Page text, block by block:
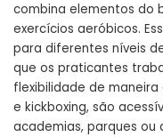
combina elementos do
exercícios aeróbicos.
para diferentes níveis
que os praticantes
flexibilidade de
e kickboxing, são
academias, parques